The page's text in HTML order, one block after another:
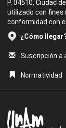
P. 04510, Ciudad
utilizado con fines
conformidad con el
¿Cómo
Suscripción a
Normatividad